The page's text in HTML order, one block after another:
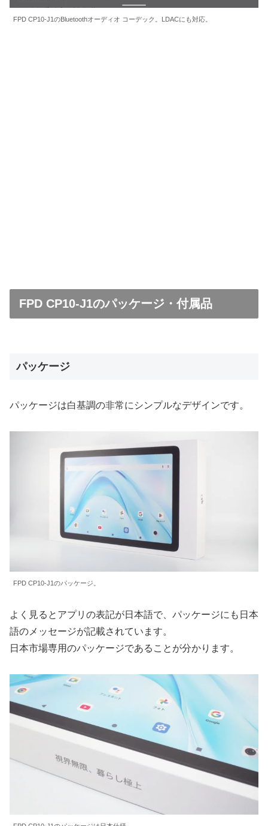
FPD CP10-J1のBluetoothオーディオ コーデック。LDACにも対応。
FPD CP10-J1のパッケージ・付属品
パッケージ
パッケージは白基調の非常にシンプルなデザインです。
FPD CP10-J1のパッケージ。
よく見るとアプリの表記が日本語で、パッケージにも日本
語のメッセージが記載されています。
日本市場専用のパッケージであることが分かります。